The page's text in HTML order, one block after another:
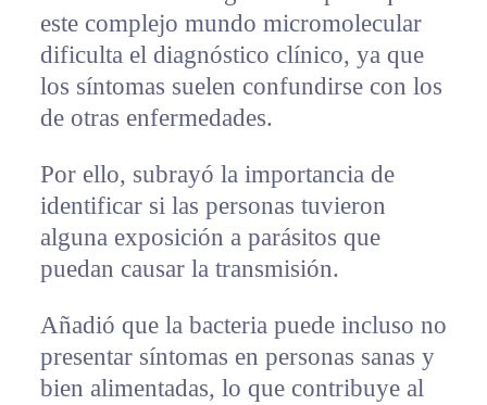
este complejo mundo micromolecular
dificulta el diagnóstico clínico, ya que
los síntomas suelen confundirse con los
de otras enfermedades.
Por ello, subrayó la importancia de
identificar si las personas tuvieron
alguna exposición a parásitos que
puedan causar la transmisión.
Añadió que la bacteria puede incluso no
presentar síntomas en personas sanas y
bien alimentadas, lo que contribuye al